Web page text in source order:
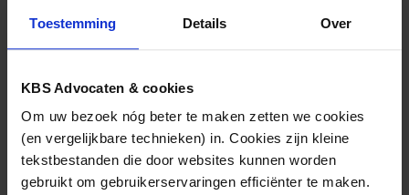
Toestemming Details Over
KBS Advocaten & cookies
Om uw bezoek nóg beter te maken zetten we cookies
(en vergelijkbare technieken) in. Cookies zijn kleine
tekstbestanden die door websites kunnen worden
gebruikt om gebruikerservaringen efficiënter te maken.
contactmomenten van een patiënt met de huisarts of
een HAP. Het aantal contactmomenten kan op
telefonisch te spreken, hetzij een visite af te leggen
hetzij de patiënt voor onderzoek naar de HAP te
laten komen. De tuchtrechtelijke
verantwoordelijkheid rust uiteindelijk toch op de
huisarts.